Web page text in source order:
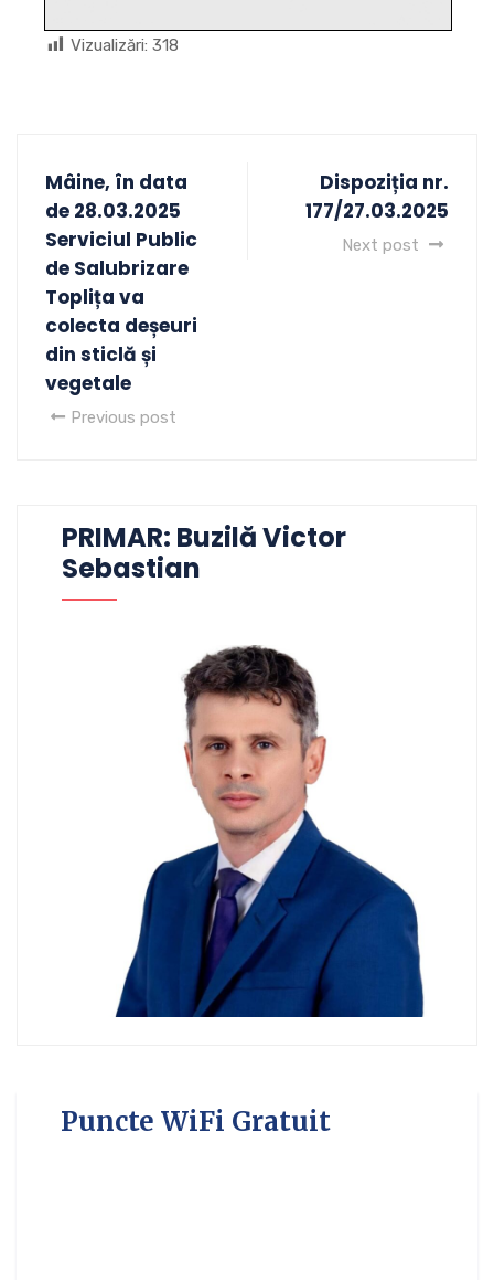
Vizualizări: 318
Mâine, în data
de 28.03.2025
Serviciul Public
de Salubrizare
Toplița va
colecta deșeuri
din sticlă și
vegetale
Previous post
Dispoziția nr.
177/27.03.2025
Next post
PRIMAR: Buzilă Victor
Sebastian
Puncte WiFi Gratuit